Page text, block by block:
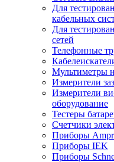
Для
кабельных
Для
сетей
Телефонные
Мультиметры
Измерители
Измерители
оборудование
Тестеры
Счетчики
Приборы
Приборы IEK
Приборы